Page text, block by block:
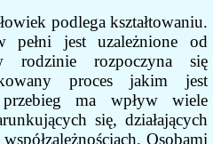
podlega kształtowaniu.
pełni jest uzależnione od
rozpoczyna się
proces jakim jest
ma wpływ wiele
się, działających
Osobami